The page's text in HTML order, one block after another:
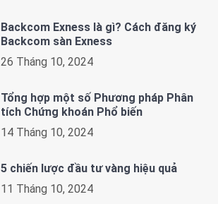
Backcom Exness là gì? Cách đăng ký
Backcom sàn Exness
26 Tháng 10, 2024
Tổng hợp một số Phương pháp Phân
tích Chứng khoán Phổ biến
14 Tháng 10, 2024
5 chiến lược đầu tư vàng hiệu quả
11 Tháng 10, 2024